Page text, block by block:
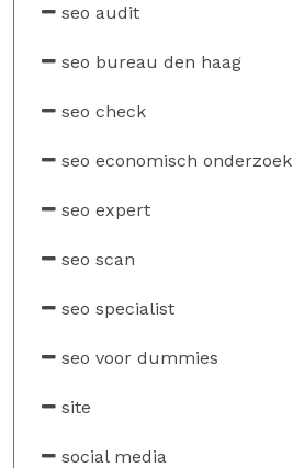
seo audit
seo bureau den haag
seo check
seo economisch onderzoek
seo expert
seo scan
seo specialist
seo voor dummies
site
social media